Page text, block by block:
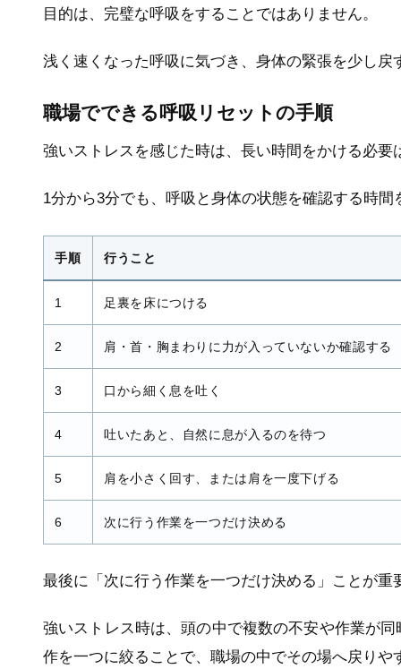
目的は、完璧な呼吸をすることではありません。
浅く速くなった呼吸に気づき、身体の緊張を少し戻
職場でできる呼吸リセットの手順
強いストレスを感じた時は、長い時間をかける必要
1分から3分でも、呼吸と身体の状態を確認する時
手順 行うこと
1 足裏を床につける
2 肩・首・胸まわりに力が入っていないか確認する
3 口から細く息を吐く
4 吐いたあと、自然に息が入るのを待つ
5 肩を小さく回す、または肩を一度下げる
6 次に行う作業を一つだけ決める
最後に「次に行う作業を一つだけ決める」ことが重
強いストレス時は、頭の中で複数の不安や作業が
作を一つに絞ることで、職場の中でその場へ戻りや